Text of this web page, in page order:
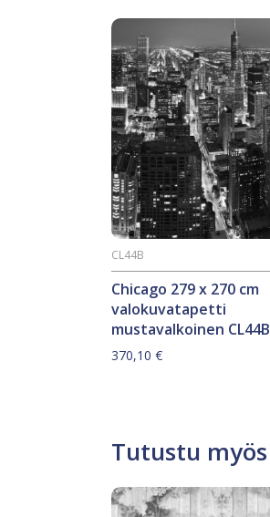
Chicago 279 x 270 cm
valokuvatapetti
mustavalkoinen CL44B
CL44B
370,10 €
Tutustu myös